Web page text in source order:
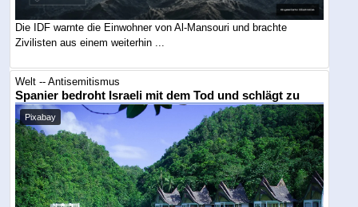
Die IDF warnte die Einwohner von Al-Mansouri und brachte
Zivilisten aus einem weiterhin ...
Welt -- Antisemitismus
Spanier bedroht Israeli mit dem Tod und schlägt zu
Pixabay